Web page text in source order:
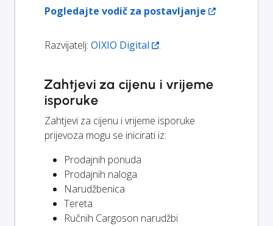
Pogledajte vodič za postavljanje
Razvijatelj: OIXIO Digital .
Zahtjevi za cijenu i vrijeme
isporuke
Zahtjevi za cijenu i vrijeme isporuke
prijevoza mogu se inicirati iz:
Prodajnih ponuda
Prodajnih naloga
Narudžbenica
Tereta
Ručnih Cargoson narudžbi